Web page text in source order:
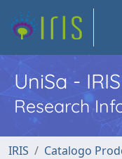
UniSa -
Research
IRIS
Catalogo